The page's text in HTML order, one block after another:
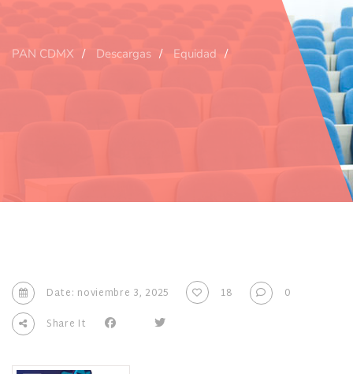
PAN CDMX Descargas Equidad
Date: noviembre 3, 2025 18
0
Share It